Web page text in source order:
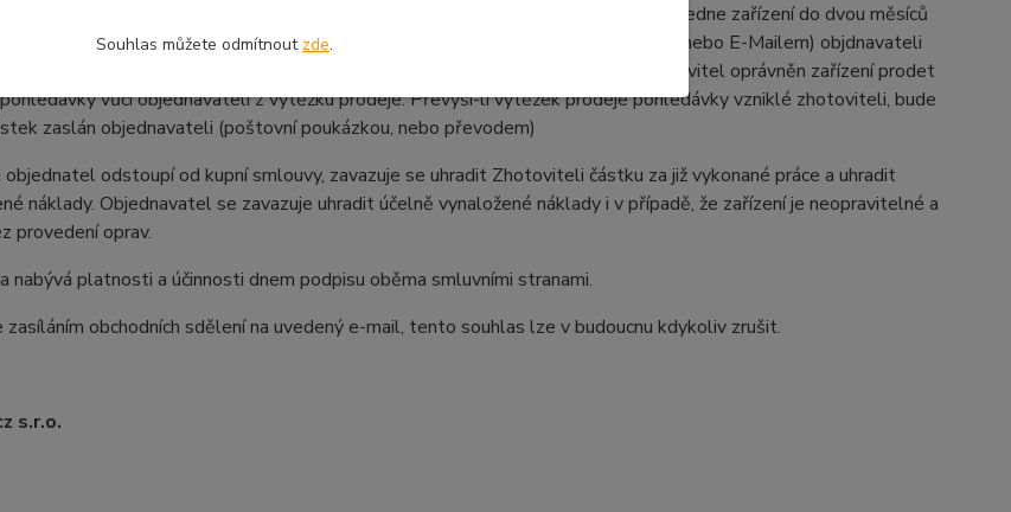
za skladování zařízení ve výši 20,- Kč/zařízení/den. Jestliže si objednatel nevyzvedne zařízení do dvou měsíců
termínu dokončení opravy, resp. od písemné výzvy, Zhotovitel zašle (poštou, nebo E-Mailem) objdnavateli
k vyzvednutí zařízení. Po marném uplynutí lhůty uvedené v poslední výzvě je Zhotovitel oprávněn zařízení prodet
vůči objednavateli z výtěžku prodeje. Převýší-li výtěžek prodeje pohledávky vzniklé zhotoviteli, bude
zaslán objednavateli (poštovní poukázkou, nebo převodem)
objednatel odstoupí od kupní smlouvy, zavazuje se uhradit Zhotoviteli částku za již vykonané práce a uhradit
náklady. Objednavatel se zavazuje uhradit účelně vynaložené náklady i v případě, že zařízení je neopravitelné a
provedení oprav.
nabývá platnosti a účinnosti dnem podpisu oběma smluvními stranami.
zasíláním obchodních sdělení na uvedený e-mail, tento souhlas lze v budoucnu kdykoliv zrušit.
s.r.o.
Souhlas můžete odmítnout zde.